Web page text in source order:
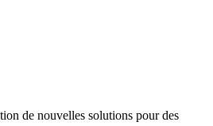
de nouvelles solutions pour des